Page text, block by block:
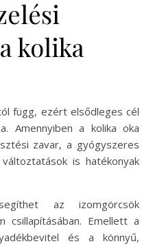
kolika
függ, ezért elsődleges cél
Amennyiben a kolika oka
zavar, a gyógyszeres
is hatékonyak
az izomgörcsök
csillapításában. Emellett a
és a könnyű,